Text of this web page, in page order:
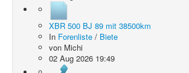
XBR 500 BJ 89 mit 38500km
In Forenliste / Biete
von Michi
02 Aug 2026 19:49